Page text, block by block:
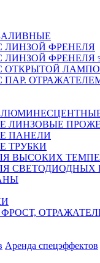
ЛИНЗОЙ ФРЕНЕЛЯ
ФРЕНЕЛЯ
ОТКРЫТОЙ
ОТРАЖАТЕЛЕМ
ЛИНЗОВЫЕ
ПАНЕЛИ
ТРУБКИ
ВЫСОКИХ
СВЕТОДИОДНЫХ
Аренда спецэффектов